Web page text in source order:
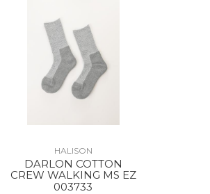
HALISON
DARLON COTTON
CREW WALKING MS EZ
003733